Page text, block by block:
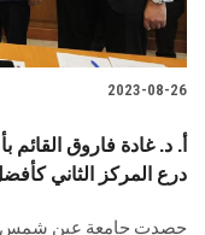
2023-08-26
أ. د. غادة فاروق
درع المركز الثاني
حصدت جامعة عين شمس